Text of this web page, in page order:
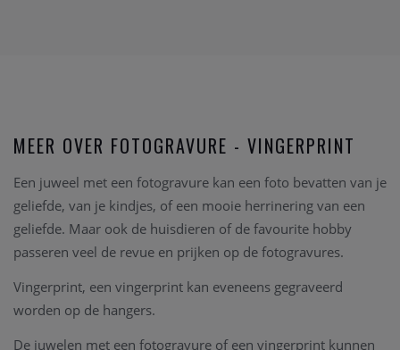
MEER OVER FOTOGRAVURE - VINGERPRINT
Een juweel met een fotogravure kan een foto bevatten van je
geliefde, van je kindjes, of een mooie herrinering van een
geliefde. Maar ook de huisdieren of de favourite hobby
passeren veel de revue en prijken op de fotogravures.
Vingerprint, een vingerprint kan eveneens gegraveerd
worden op de hangers.
De juwelen met een fotogravure of een vingerprint kunnen